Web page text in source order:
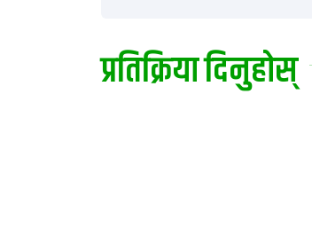
प्रतिक्रिया दिनुहोस्